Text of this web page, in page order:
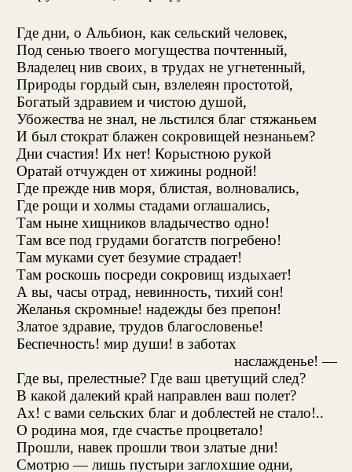
Где дни, о Альбион, как сельский человек,
Под сенью твоего могущества почтенный,
Владелец нив своих, в трудах не угнетенный,
Природы гордый сын, взлелеян простотой,
Богатый здравием и чистою душой,
Убожества не знал, не льстился благ стяжаньем
И был стократ блажен сокровищей незнаньем?
Дни счастия! Их нет! Корыстною рукой
Оратай отчужден от хижины родной!
Где прежде нив моря, блистая, волновались,
Где рощи и холмы стадами оглашались,
Там ныне хищников владычество одно!
Там все под грудами богатств погребено!
Там муками сует безумие страдает!
Там роскошь посреди сокровищ издыхает!
А вы, часы отрад, невинность, тихий сон!
Желанья скромные! надежды без препон!
Златое здравие, трудов благословенье!
Беспечность! мир души! в заботах
наслажденье! —
Где вы, прелестные? Где ваш цветущий след?
В какой далекий край направлен ваш полет?
Ах! с вами сельских благ и доблестей не стало!..
О родина моя, где счастье процветало!
Прошли, навек прошли твои златые дни!
Смотрю — лишь пустыри заглохшие одни,